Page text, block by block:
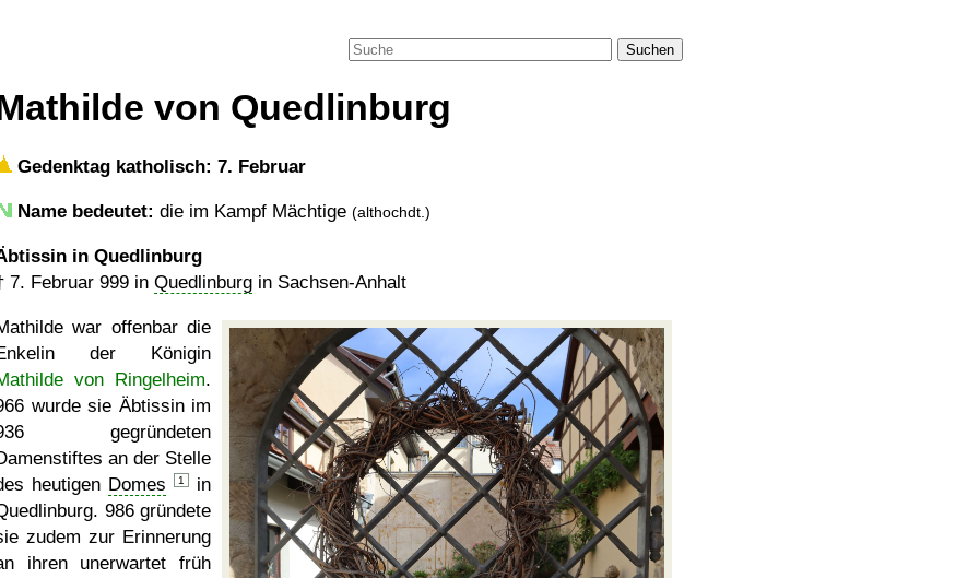
Suchen
von Quedlinburg
Gedenktag katholisch: 7. Februar
Name bedeutet: die im Kampf Mächtige (althochdt.)
in Quedlinburg
7. Februar 999 in Quedlinburg in Sachsen-Anhalt
war offenbar die
der Königin
von Ringelheim.
wurde sie Äbtissin im
gegründeten
an der Stelle
heutigen Domes 1
in
986 gründete
zudem zur Erinnerung
ihren unerwartet früh